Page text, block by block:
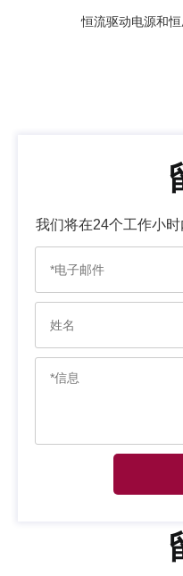
恒流驱动电源和
我们将在24个工作小时